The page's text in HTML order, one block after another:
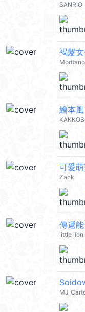
SANRIO
褐髮
繪本
可愛
Zack
傳遞
little lion